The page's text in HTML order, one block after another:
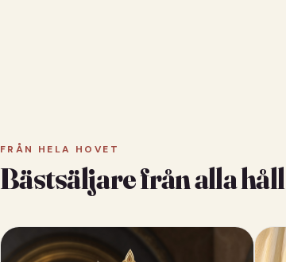
FRÅN HELA HOVET
Bästsäljare från alla håll